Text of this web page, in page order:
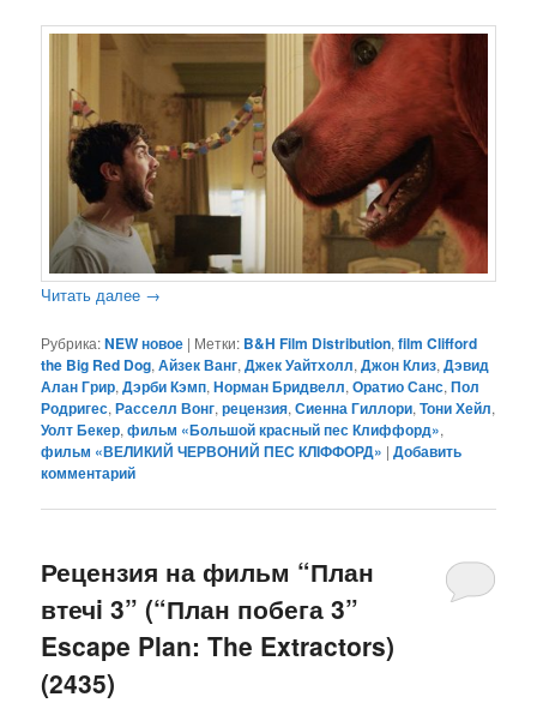
Читать далее →
Рубрика:NEW новое | Метки: B&H Film Distribution,film Clifford
the Big Red Dog,Айзек Ванг,Джек Уайтхолл,Джон Клиз,Дэвид
Алан Грир,Дэрби Кэмп,Норман Бридвелл,Оратио Санс,Пол
Родригес,Расселл Вонг,рецензия,Сиенна Гиллори,Тони Хейл,
Уолт Бекер,фильм «Большой красный пес Клиффорд»,
фильм «ВЕЛИКИЙ ЧЕРВОНИЙ ПЕС КЛІФФОРД» |Добавить
комментарий
Рецензия на фильм “План
втечi 3” (“План побега 3”
Escape Plan: The Extractors)
(2435)